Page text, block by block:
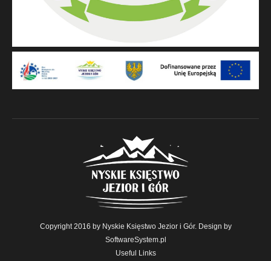
Copyright 2016 by Nyskie Księstwo Jezior i Gór. Design by
SoftwareSystem.pl
Useful Links